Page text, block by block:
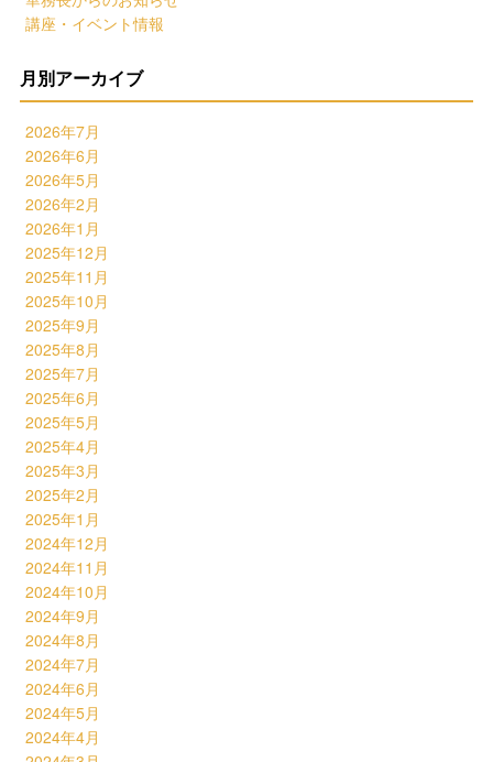
講座・イベント情報
月別アーカイブ
2026年7月
2026年6月
2026年5月
2026年2月
2026年1月
2025年12月
2025年11月
2025年10月
2025年9月
2025年8月
2025年7月
2025年6月
2025年5月
2025年4月
2025年3月
2025年2月
2025年1月
2024年12月
2024年11月
2024年10月
2024年9月
2024年8月
2024年7月
2024年6月
2024年5月
2024年4月